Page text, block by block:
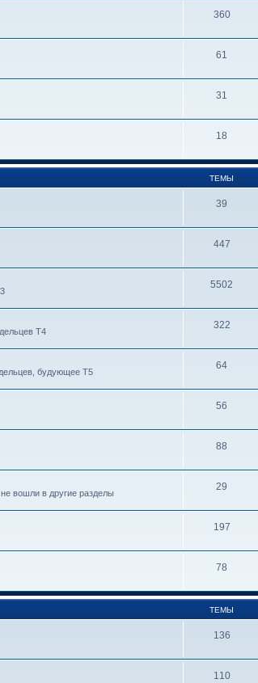
360
61
31
18
ТЕМЫ
39
447
5502
T4
322
будующее T5
64
56
88
вошли в другие разделы
29
197
78
ТЕМЫ
136
110